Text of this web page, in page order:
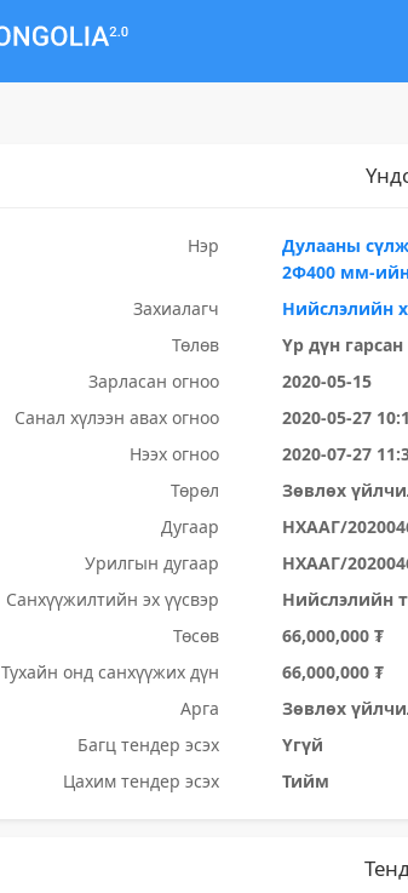
Нэр
Дулааны
2Ф400 мм-
Захиалагч
Нийслэлийн
Төлөв
Үр дүн гарсан
Зарласан огноо
2020-05-15
Санал хүлээн авах огноо
2020-05-27
Нээх огноо
2020-07-27
Төрөл
Зөвлөх
Дугаар
НХААГ/
Урилгын дугаар
НХААГ/
Санхүүжилтийн эх үүсвэр
Нийслэлийн
Төсөв
66,000,000 ₮
Тухайн онд санхүүжих дүн
66,000,000 ₮
Арга
Зөвлөх
Багц тендер эсэх
Үгүй
Цахим тендер эсэх
Тийм